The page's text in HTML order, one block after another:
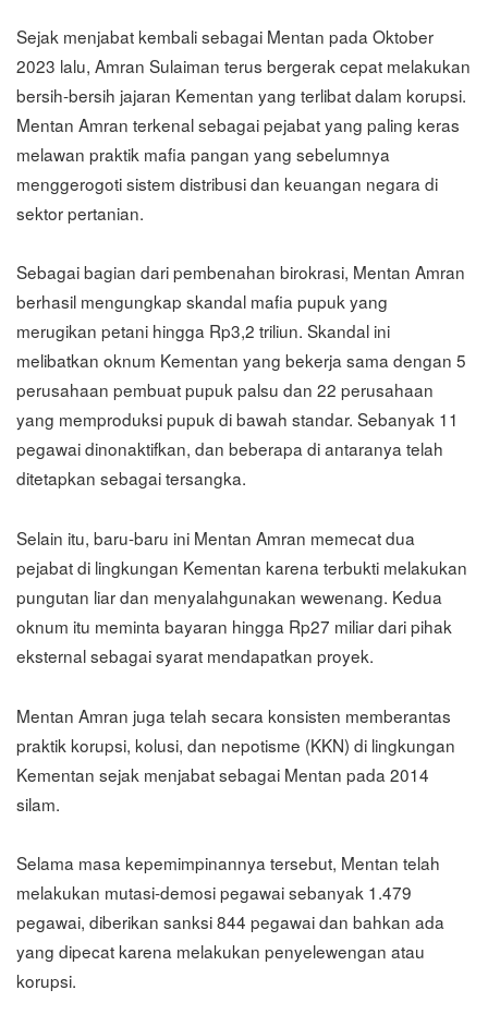
Sejak menjabat kembali sebagai Mentan pada Oktober
2023 lalu, Amran Sulaiman terus bergerak cepat melakukan
bersih-bersih jajaran Kementan yang terlibat dalam korupsi.
Mentan Amran terkenal sebagai pejabat yang paling keras
melawan praktik mafia pangan yang sebelumnya
menggerogoti sistem distribusi dan keuangan negara di
sektor pertanian.
Sebagai bagian dari pembenahan birokrasi, Mentan Amran
berhasil mengungkap skandal mafia pupuk yang
merugikan petani hingga Rp3,2 triliun. Skandal ini
melibatkan oknum Kementan yang bekerja sama dengan 5
perusahaan pembuat pupuk palsu dan 22 perusahaan
yang memproduksi pupuk di bawah standar. Sebanyak 11
pegawai dinonaktifkan, dan beberapa di antaranya telah
ditetapkan sebagai tersangka.
Selain itu, baru-baru ini Mentan Amran memecat dua
pejabat di lingkungan Kementan karena terbukti melakukan
pungutan liar dan menyalahgunakan wewenang. Kedua
oknum itu meminta bayaran hingga Rp27 miliar dari pihak
eksternal sebagai syarat mendapatkan proyek.
Mentan Amran juga telah secara konsisten memberantas
praktik korupsi, kolusi, dan nepotisme (KKN) di lingkungan
Kementan sejak menjabat sebagai Mentan pada 2014
silam.
Selama masa kepemimpinannya tersebut, Mentan telah
melakukan mutasi-demosi pegawai sebanyak 1.479
pegawai, diberikan sanksi 844 pegawai dan bahkan ada
yang dipecat karena melakukan penyelewengan atau
korupsi.